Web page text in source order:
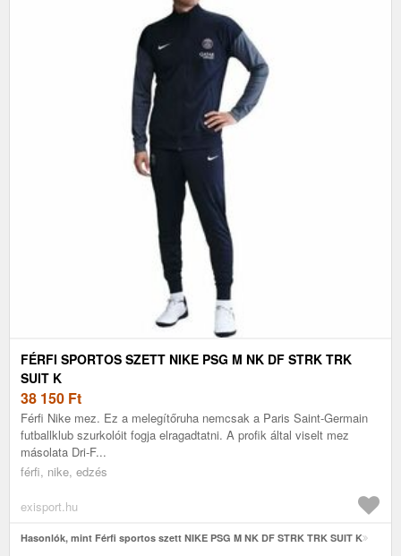
FÉRFI SPORTOS SZETT NIKE PSG M NK DF STRK TRK
SUIT K
38 150 Ft
Férfi Nike mez. Ez a melegítőruha nemcsak a Paris Saint-Germain
futballklub szurkolóit fogja elragadtatni. A profik által viselt mez
másolata Dri-F...
férfi, nike, edzés
exisport.hu
Hasonlók, mint Férfi sportos szett NIKE PSG M NK DF STRK TRK SUIT K